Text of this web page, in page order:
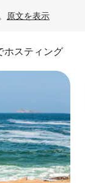
原文を表示
スティング